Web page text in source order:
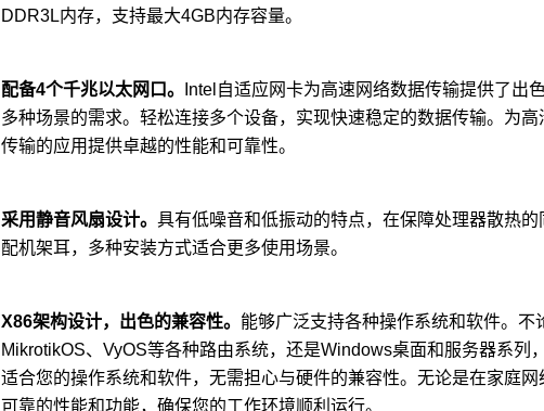
DDR3L内存，支持最大4GB内存容量。
配备4个千兆以太网口。
Intel自适应网卡为高速网络数据传输提供了出
多种场景的需求。轻松连接多个设备，实现快速稳定的数据传输。为
传输的应用提供卓越的性能和可靠性。
采用静音风扇设计。 具有低噪音和低振动的特点，在保障处理器散热
配机架耳，多种安装方式适合更多使用场景。
X86架构设计，出色的兼容性。 能够广泛支持各种操作系统和软件。不
MikrotikOS、VyOS等各种路由系统，还是Windows桌面和服务器系列
适合您的操作系统和软件，无需担心与硬件的兼容性。无论是在家庭
可靠的性能和功能，确保您的工作环境顺利运行。